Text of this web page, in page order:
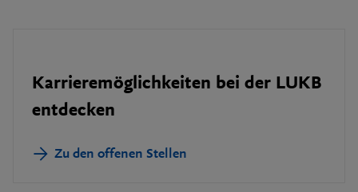
Karrieremöglichkeiten bei der LUKB
entdecken
Zu den offenen Stellen